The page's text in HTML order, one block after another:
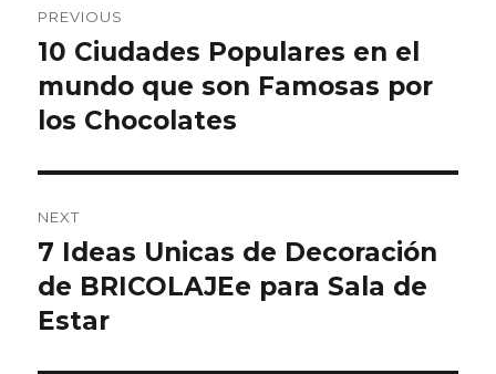
navigation
PREVIOUS
Previous
post:
10 Ciudades Populares en el
mundo que son Famosas por
los Chocolates
NEXT
Next
post:
7 Ideas Unicas de Decoración
de BRICOLAJEe para Sala de
Estar